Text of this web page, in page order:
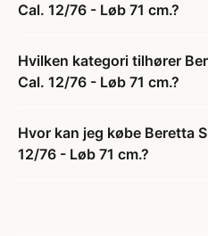
Cal. 12/76 - Løb 71 cm.?
Hvilken kategori tilhører
Cal. 12/76 - Løb 71 cm.?
Hvor kan jeg købe Beretta
12/76 - Løb 71 cm.?